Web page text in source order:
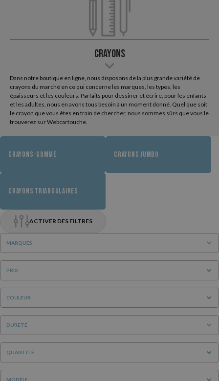
Crayons
Dans notre boutique en ligne, nous disposons de la plus grande variété de
crayons du marché en ce qui concerne les marques, les types, les
épaisseurs et les couleurs. Parfaits pour dessiner et écrire, pour les enfants
et les adultes, nous en avons tous besoin à un moment donné. Quel que soit
le crayon que vous êtes en train de chercher, nous sommes sûrs que vous le
trouverez sur Webcartouche.
CRAYONS-GOMME CRAYONS JUMBO
CRAYONS TRIANGULAIRES
ACTIVER DES FILTRES
MARQUES
PRIX
COULEUR
DURETÉ
QUANTITÉ
MODÈLE